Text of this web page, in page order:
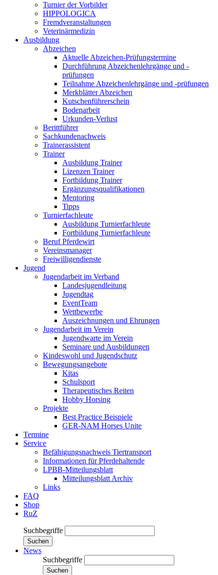
Turnier der Vorbilder
HIPPOLOGICA
Fremdveranstaltungen
Veterinärmedizin
Ausbildung
Abzeichen
Aktuelle Abzeichen-Prüfungstermine
Durchführung Abzeichenlehrgänge und -
prüfungen
Teilnahme Abzeichenlehrgänge und -prüfungen
Merkblätter Abzeichen
Kutschenführerschein
Bodenarbeit
Urkunden-Verlust
Berittführer
Sachkundenachweis
Trainerassistent
Trainer
Ausbildung Trainer
Lizenzen Trainer
Fortbildung Trainer
Ergänzungsqualifikationen
Mentoring
Tipps
Turnierfachleute
Ausbildung Turnierfachleute
Fortbildung Turnierfachleute
Beruf Pferdewirt
Vereinsmanager
Freiwilligendienste
Jugend
Jugendarbeit im Verband
Landesjugendleitung
Jugendtag
EventTeam
Wettbewerbe
Auszeichnungen und Ehrungen
Jugendarbeit im Verein
Jugendwarte im Verein
Seminare und Ausbildungen
Kindeswohl und Jugendschutz
Bewegungsangebote
Kitas
Schulsport
Therapeutisches Reiten
Hobby Horsing
Projekte
Best Practice Beispiele
GER-NAM Horses Unite
Termine
Service
Befähigungsnachweis Tiertransport
Informationen für Pferdehaltende
LPBB-Mitteilungsblatt
Mitteilungsblatt Archiv
Links
FAQ
Shop
RuZ
Suchbegriffe
Suchen
News
Suchbegriffe
Suchen